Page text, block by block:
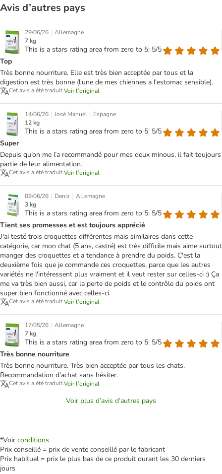
Avis d’autres pays
29/06/26 | Allemagne
7 kg
This is a stars rating area from zero to 5: 5/5
Top
Très bonne nourriture. Elle est très bien acceptée par tous et la
digestion est très bonne (l'une de mes chiennes a l'estomac sensible).
Cet avis a été traduit.Voir l’original
14/06/26 | José Manuel | Espagne
12 kg
This is a stars rating area from zero to 5: 5/5
Super
Depuis qu’on me l’a recommandé pour mes deux minous, il fait toujours
partie de leur alimentation.
Cet avis a été traduit.Voir l’original
09/06/26 | Deniz | Allemagne
3 kg
This is a stars rating area from zero to 5: 5/5
Tient ses promesses et est toujours apprécié
J'ai testé trois croquettes différentes mais similaires dans cette
catégorie, car mon chat (5 ans, castré) est très difficile mais aime surtout
manger des croquettes et a tendance à prendre du poids. C'est la
deuxième fois que je commande ces croquettes, parce que les autres
variétés ne l'intéressent plus vraiment et il veut rester sur celles-ci :) Ça
me va très bien aussi, car la perte de poids et le contrôle du poids ont
super bien fonctionné avec celles-ci.
Cet avis a été traduit.Voir l’original
17/05/26 | Allemagne
7 kg
This is a stars rating area from zero to 5: 5/5
Très bonne nourriture
Très bonne nourriture. Très bien acceptée par tous les chats.
Recommandation d'achat sans hésiter.
Cet avis a été traduit.Voir l’original
Voir plus d’avis d’autres pays
*Voir conditions
Prix conseillé = prix de vente conseillé par le fabricant
Prix habituel = prix le plus bas de ce produit durant les 30 derniers
jours